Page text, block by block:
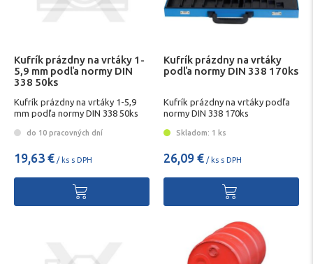
Kufrík prázdny na vrtáky 1-
5,9 mm podľa normy DIN
338 50ks
Kufrík prázdny na vrtáky 1-5,9
mm podľa normy DIN 338 50ks
do 10 pracovných dní
19,63 € / ks s DPH
Kufrík prázdny na vrtáky
podľa normy DIN 338 170ks
Kufrík prázdny na vrtáky podľa
normy DIN 338 170ks
Skladom: 1 ks
26,09 € / ks s DPH